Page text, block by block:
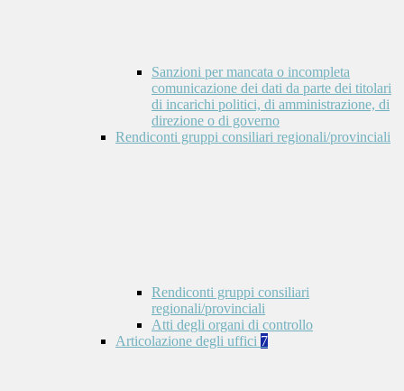
Sanzioni per mancata o incompleta
comunicazione dei dati da parte dei titolari
di incarichi politici, di amministrazione, di
direzione o di governo
Rendiconti gruppi consiliari regionali/provinciali
Rendiconti gruppi consiliari
regionali/provinciali
Atti degli organi di controllo
Articolazione degli uffici 7